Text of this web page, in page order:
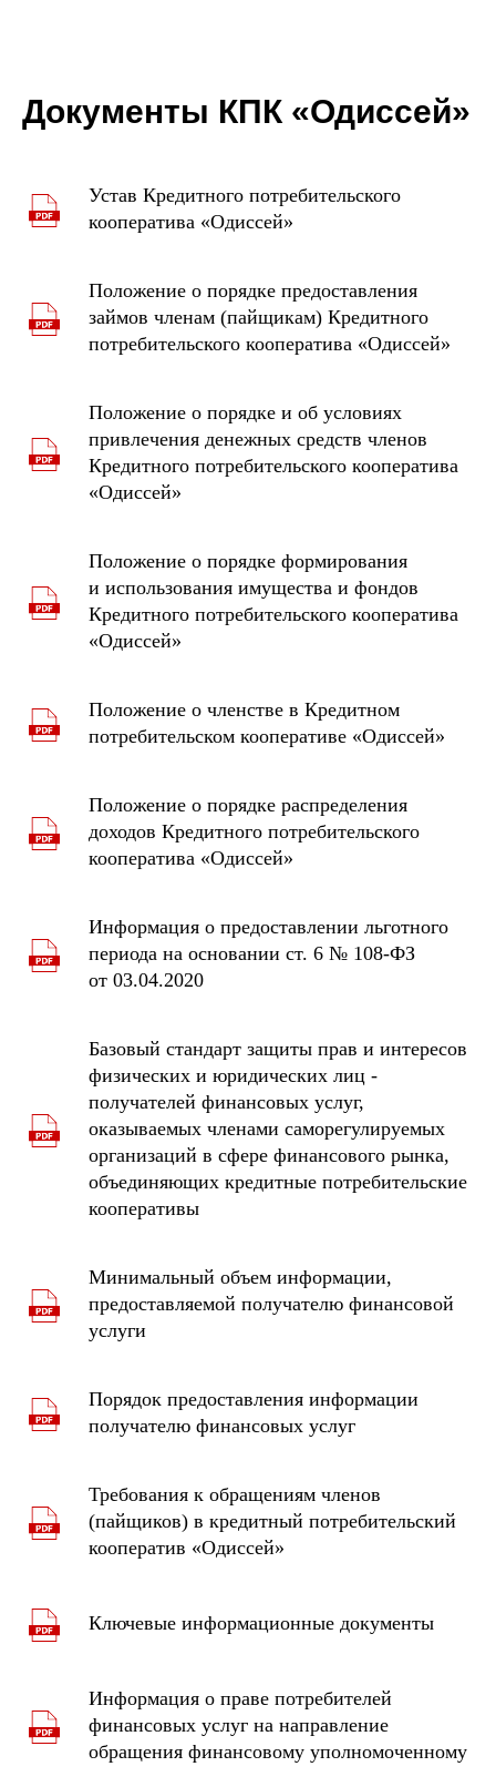
Документы КПК «Одиссей»
Устав Кредитного потребительского
кооператива «Одиссей»
Положение о порядке предоставления
займов членам (пайщикам) Кредитного
потребительского кооператива «Одиссей»
Положение о порядке и об условиях
привлечения денежных средств членов
Кредитного потребительского кооператива
«Одиссей»
Положение о порядке формирования
и использования имущества и фондов
Кредитного потребительского кооператива
«Одиссей»
Положение о членстве в Кредитном
потребительском кооперативе «Одиссей»
Положение о порядке распределения
доходов Кредитного потребительского
кооператива «Одиссей»
Информация о предоставлении льготного
периода на основании ст. 6 № 108-ФЗ
от 03.04.2020
Базовый стандарт защиты прав и интересов
физических и юридических лиц -
получателей финансовых услуг,
оказываемых членами саморегулируемых
организаций в сфере финансового рынка,
объединяющих кредитные потребительские
кооперативы
Минимальный объем информации,
предоставляемой получателю финансовой
услуги
Порядок предоставления информации
получателю финансовых услуг
Требования к обращениям членов
(пайщиков) в кредитный потребительский
кооператив «Одиссей»
Ключевые информационные документы
Информация о праве потребителей
финансовых услуг на направление
обращения финансовому уполномоченному